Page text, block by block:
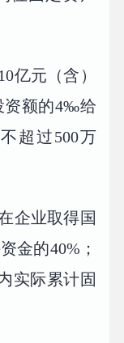
亿元（含）
资额的4‰给
超过500万
企业取得国
金的40%；
实际累计固